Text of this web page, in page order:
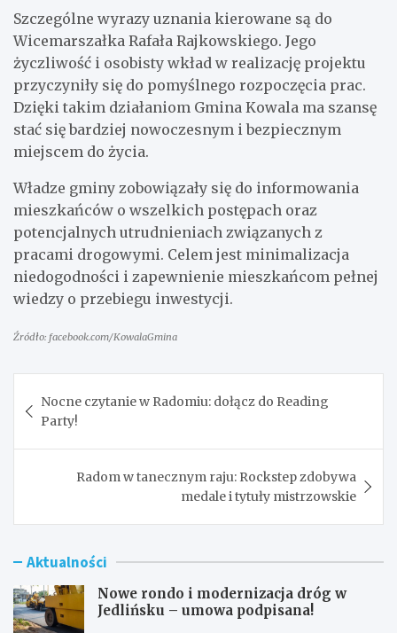
Szczególne wyrazy uznania kierowane są do
Wicemarszałka Rafała Rajkowskiego. Jego
życzliwość i osobisty wkład w realizację projektu
przyczyniły się do pomyślnego rozpoczęcia prac.
Dzięki takim działaniom Gmina Kowala ma szansę
stać się bardziej nowoczesnym i bezpiecznym
miejscem do życia.
Władze gminy zobowiązały się do informowania
mieszkańców o wszelkich postępach oraz
potencjalnych utrudnieniach związanych z
pracami drogowymi. Celem jest minimalizacja
niedogodności i zapewnienie mieszkańcom pełnej
wiedzy o przebiegu inwestycji.
Źródło: facebook.com/KowalaGmina
wpisu
Nocne czytanie w Radomiu: dołącz do Reading
Party!
Radom w tanecznym raju: Rockstep zdobywa
medale i tytuły mistrzowskie
Aktualności
Nowe rondo i modernizacja dróg w
Jedlińsku – umowa podpisana!